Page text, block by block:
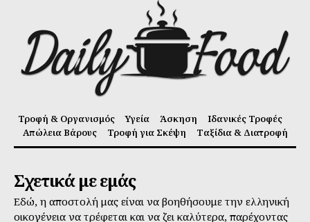
Τροφή & Οργανισμός Υγεία Άσκηση
Ιδανικές Τροφές
Απώλεια Βάρους
Τροφή για Σκέψη Ταξίδια & Διατροφή
Σχετικά με εμάς
Εδώ, η αποστολή μας είναι να βοηθήσουμε την ελληνική
οικογένεια να τρέφεται και να ζει καλύτερα, παρέχοντας